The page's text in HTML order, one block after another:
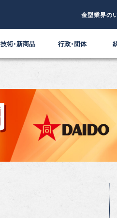
金型業界の
技術・新商品 行政・団体